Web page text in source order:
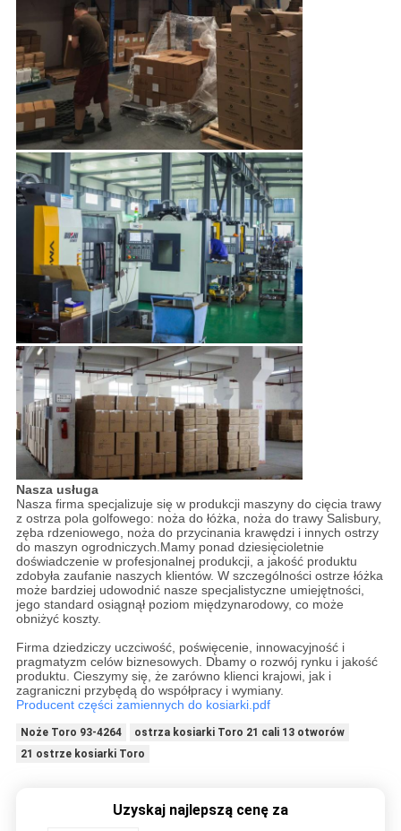
Nasza usługa
Nasza firma specjalizuje się w produkcji maszyny do cięcia trawy
z ostrza pola golfowego: noża do łóżka, noża do trawy Salisbury,
zęba rdzeniowego, noża do przycinania krawędzi i innych ostrzy
do maszyn ogrodniczych.Mamy ponad dziesięcioletnie
doświadczenie w profesjonalnej produkcji, a jakość produktu
zdobyła zaufanie naszych klientów. W szczególności ostrze łóżka
może bardziej udowodnić nasze specjalistyczne umiejętności,
jego standard osiągnął poziom międzynarodowy, co może
obniżyć koszty.
Firma dziedziczy uczciwość, poświęcenie, innowacyjność i
pragmatyzm celów biznesowych. Dbamy o rozwój rynku i jakość
produktu. Cieszymy się, że zarówno klienci krajowi, jak i
zagraniczni przybędą do współpracy i wymiany.
Producent części zamiennych do kosiarki.pdf
Noże Toro 93-4264
ostrza kosiarki Toro 21 cali 13 otworów
21 ostrze kosiarki Toro
Uzyskaj najlepszą cenę za